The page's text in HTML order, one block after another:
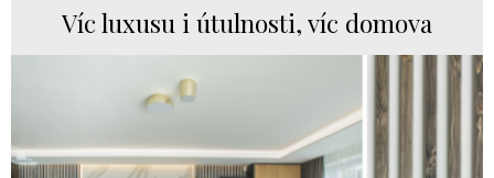
Víc luxusu i útulnosti, víc domova